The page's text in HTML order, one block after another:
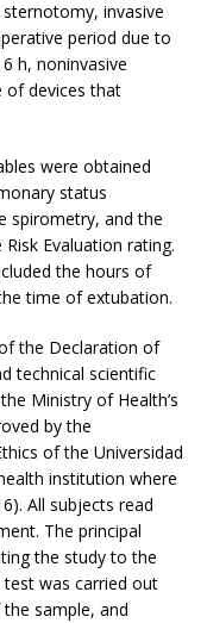
invasive
period due to
h, noninvasive
of devices that
were obtained
status
spirometry, and the
Evaluation rating.
the hours of
time of extubation.
the Declaration of
technical scientific
Ministry of Health’s
by the
of the Universidad
institution where
All subjects read
The principal
the study to the
was carried out
sample, and